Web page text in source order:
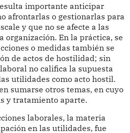
importante anticipar
afrontarlas o gestionarlas para
y que no se afecte a las
organización. En la práctica, se
o medidas también se
de actos de hostilidad; sin
no califica la supuesta
utilidades como acto hostil.
sumarse otros temas, en cuyo
y tratamiento aparte.
laborales, la materia
en las utilidades, fue